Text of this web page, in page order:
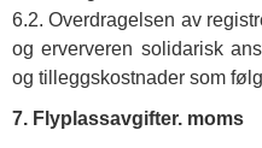
6.2. Overdragelsen av
og erververen solidarisk
og tilleggskostnader som
7. Flyplassavgifter. moms